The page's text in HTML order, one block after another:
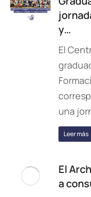
y…
El
una
Leer más
El
a